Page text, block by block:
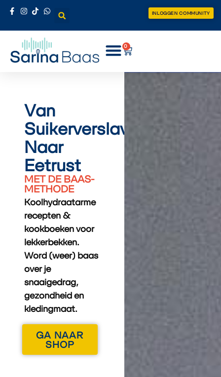
INLOGGEN COMMUNITY
0
Van
Suikerverslaving
Naar
Eetrust
MET DE BAAS-
METHODE
Koolhydraatarme
recepten &
kookboeken voor
lekkerbekken.
Word (weer) baas
over je
snaaigedrag,
gezondheid en
kledingmaat.
GA NAAR
SHOP